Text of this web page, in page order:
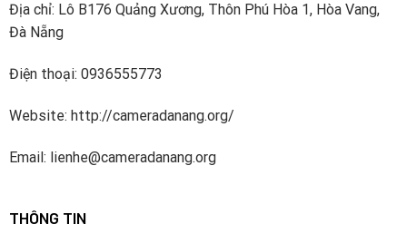
Địa chỉ: Lô B176 Quảng Xương, Thôn Phú Hòa 1, Hòa Vang,
Đà Nẵng
Điện thoại: 0936555773
Website: http://cameradanang.org/
Email: lienhe@cameradanang.org
THÔNG TIN